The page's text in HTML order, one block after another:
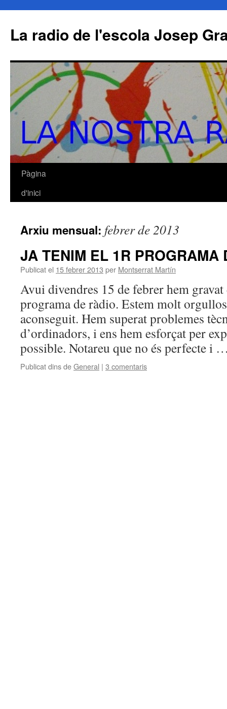
La radio de l'escola Josep
Vés
Pàgina
d'inici
Arxiu mensual: febrer de 2013
JA TENIM EL 1R PROGRAMA
Publicat el 15 febrer 2013 per Montserrat Martín
Avui divendres 15 de febrer hem
programa de ràdio. Estem molt
aconseguit. Hem superat problemes
d’ordinadors, i ens hem esforçat per
possible. Notareu que no és perfecte i
Publicat dins deGeneral | 3 comentaris